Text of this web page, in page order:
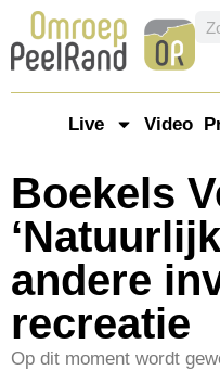
Live Video
Boekels
andere
recreatie
Op dit moment wordt